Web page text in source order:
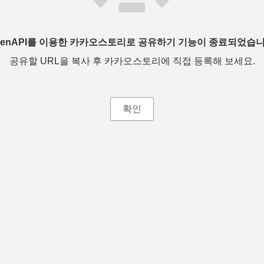
를 이용한 카카오스토리로 공유하기 기능이 종료되었습
공유할 URL을 복사 후 카카오스토리에 직접 등록해 보세요.
확인